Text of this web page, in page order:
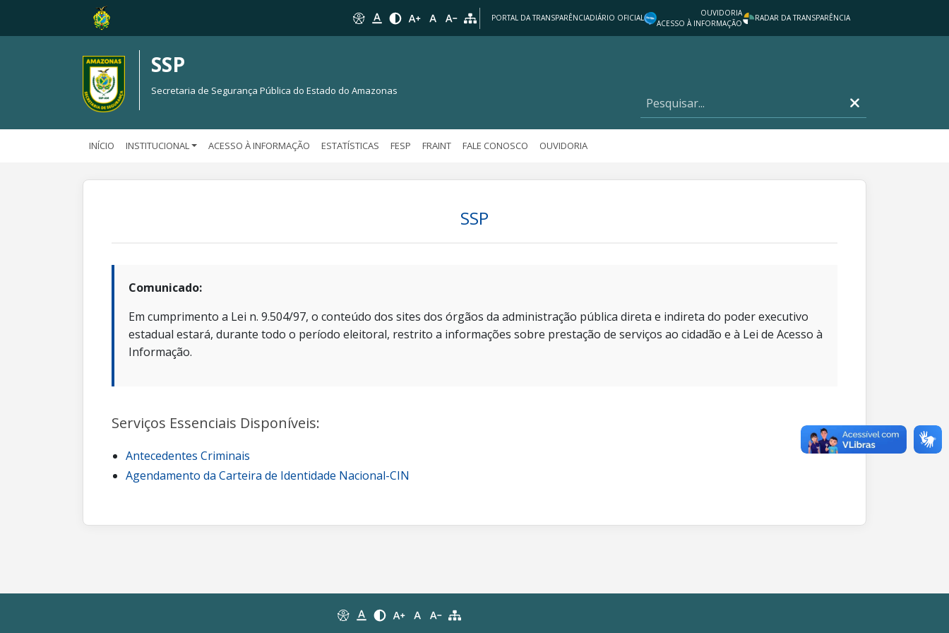
PORTAL DA TRANSPARÊNCIADIÁRIO OFICIAL
OUVIDORIA
ACESSO À INFORMAÇÃO
RADAR DA TRANSPARÊNCIA
SSP
Secretaria de Segurança Pública do Estado do Amazonas
INÍCIO INSTITUCIONAL ACESSO À INFORMAÇÃO ESTATÍSTICAS FESP FRAINT FALE CONOSCO OUVIDORIA
SSP
Comunicado:
Em cumprimento a Lei n. 9.504/97, o conteúdo dos sites dos órgãos da administração pública direta e indireta do poder executivo
estadual estará, durante todo o período eleitoral, restrito a informações sobre prestação de serviços ao cidadão e à Lei de Acesso à
Informação.
Serviços Essenciais Disponíveis:
Antecedentes Criminais
Agendamento da Carteira de Identidade Nacional-CIN